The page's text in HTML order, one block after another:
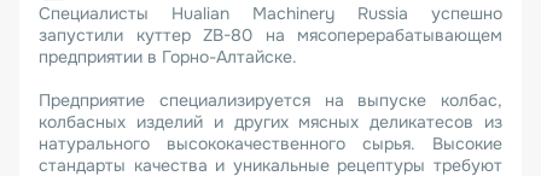
Специалисты Hualian Machinery Russia успешно
запустили куттер ZB-80 на мясоперерабатывающем
предприятии в Горно-Алтайске.
Предприятие специализируется на выпуске колбас,
колбасных изделий и других мясных деликатесов из
натурального высококачественного сырья. Высокие
стандарты качества и уникальные рецептуры требуют